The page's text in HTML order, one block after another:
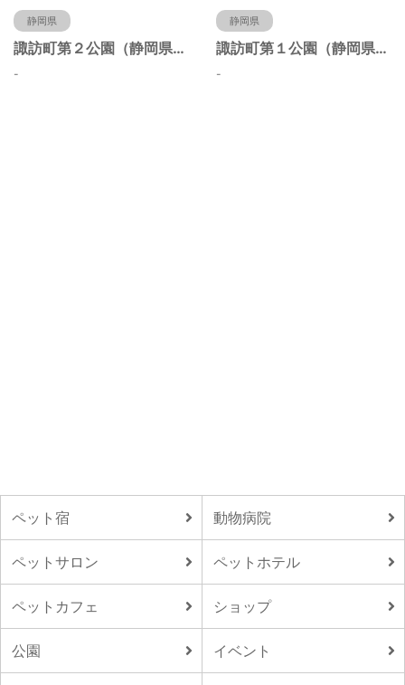
静岡県
諏訪町第２公園（静岡県静岡市）
-
静岡県
諏訪町第１公園（静岡県静岡市）
-
ペット宿 動物病院
ペットサロン ペットホテル
ペットカフェ ショップ
公園 イベント